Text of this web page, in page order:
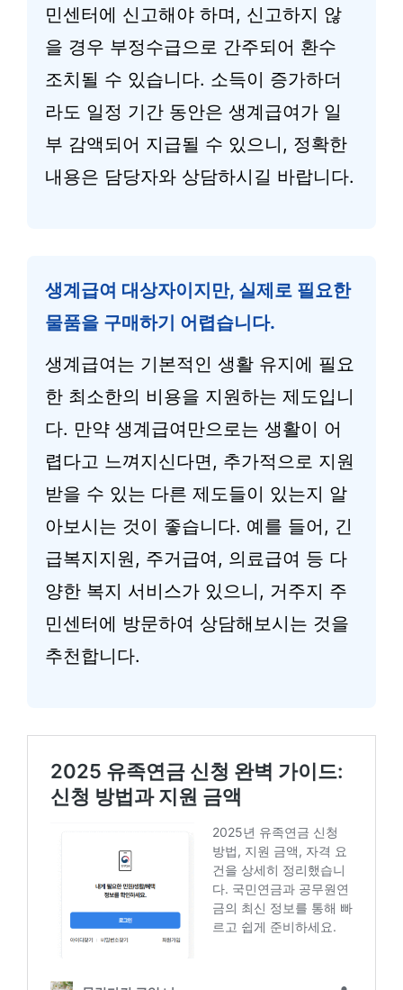
민센터에 신고해야 하며, 신고하지 않
을 경우 부정수급으로 간주되어 환수
조치될 수 있습니다. 소득이 증가하더
라도 일정 기간 동안은 생계급여가 일
부 감액되어 지급될 수 있으니, 정확한
내용은 담당자와 상담하시길 바랍니다.
생계급여 대상자이지만, 실제로 필요한
물품을 구매하기 어렵습니다.
생계급여는 기본적인 생활 유지에 필요
한 최소한의 비용을 지원하는 제도입니
다. 만약 생계급여만으로는 생활이 어
렵다고 느껴지신다면, 추가적으로 지원
받을 수 있는 다른 제도들이 있는지 알
아보시는 것이 좋습니다. 예를 들어, 긴
급복지지원, 주거급여, 의료급여 등 다
양한 복지 서비스가 있으니, 거주지 주
민센터에 방문하여 상담해보시는 것을
추천합니다.